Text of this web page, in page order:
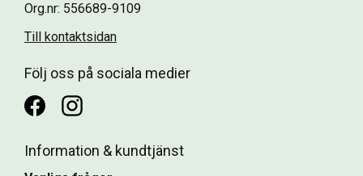
Org.nr: 556689-9109
Till kontaktsidan
Följ oss på sociala medier
Information & kundtjänst